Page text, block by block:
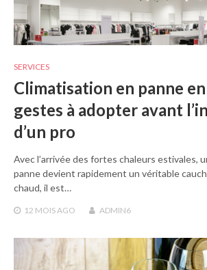
SERVICES
Climatisation en panne
gestes à adopter avant
d’un pro
Avec l’arrivée des fortes chaleurs estivales,
panne devient rapidement un véritable
chaud, il est…
12 MOISAGO ADMIN6